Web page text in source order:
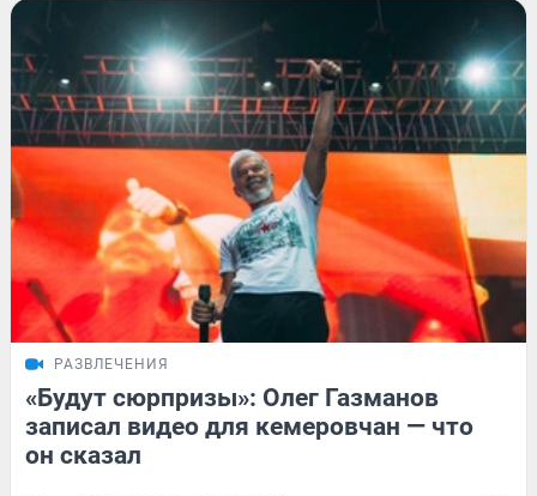
РАЗВЛЕЧЕНИЯ
«Будут сюрпризы»: Олег Газманов
записал видео для кемеровчан — что
он сказал